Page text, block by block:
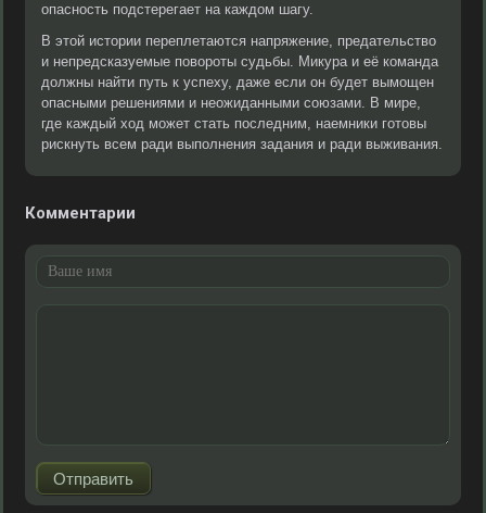
опасность подстерегает на каждом шагу.
В этой истории переплетаются напряжение, предательство
и непредсказуемые повороты судьбы. Микура и её команда
должны найти путь к успеху, даже если он будет вымощен
опасными решениями и неожиданными союзами. В мире,
где каждый ход может стать последним, наемники готовы
рискнуть всем ради выполнения задания и ради выживания.
Комментарии